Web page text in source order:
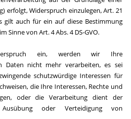
erfolgt, Widerspruch einzulegen, Art. 21
gilt auch für ein auf diese Bestimmung
Sinne von Art. 4 Abs. 4 DS-GVO.
ein, werden wir Ihre
Daten nicht mehr verarbeiten, es sei
schutzwürdige Interessen für
die Ihre Interessen, Rechte und
oder die Verarbeitung dient der
Ausübung oder Verteidigung von